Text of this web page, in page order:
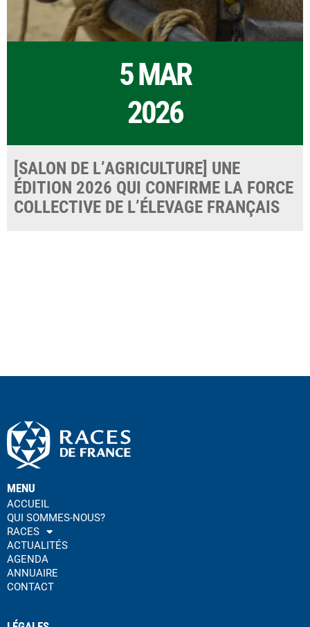
5 MAR
2026
[SALON DE L’AGRICULTURE] UNE
ÉDITION 2026 QUI CONFIRME LA FORCE
COLLECTIVE DE L’ÉLEVAGE FRANÇAIS
MENU
ACCUEIL
QUI SOMMES-NOUS?
RACES
ACTUALITÉS
AGENDA
ANNUAIRE
CONTACT